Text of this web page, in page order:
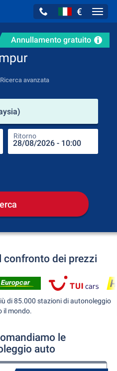
€
Annullamento gratuito
Ricerca avanzata
Ritorno
confronto dei prezzi
di 85.000 stazioni di autonoleggio
il mondo.
le
auto